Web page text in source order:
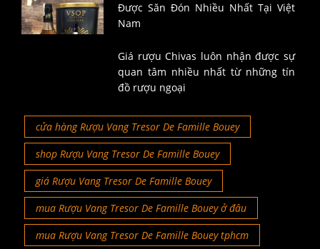
Được Săn Đón Nhiều Nhất Tại Việt
Nam
Giá rượu Chivas luôn nhận được sự
quan tâm nhiều nhất từ những tín
đồ rượu ngoại
cửa hàng Rượu Vang Tresor De Famille Bouey
shop Rượu Vang Tresor De Famille Bouey
giá Rượu Vang Tresor De Famille Bouey
mua Rượu Vang Tresor De Famille Bouey ở đâu
mua Rượu Vang Tresor De Famille Bouey tphcm